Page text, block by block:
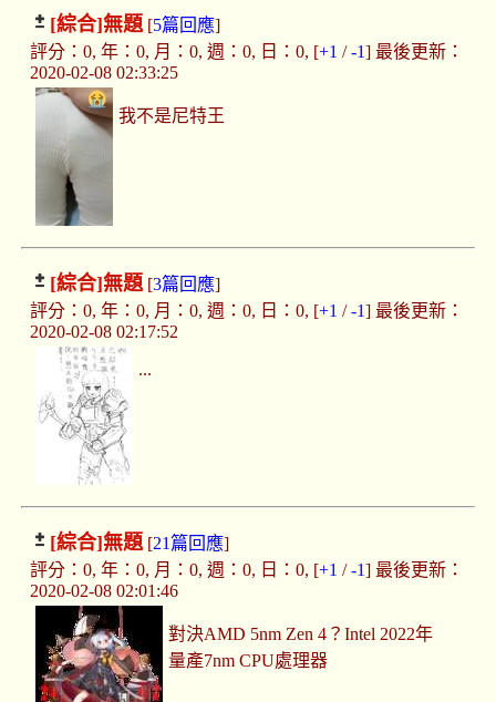
[綜合]無題[5篇回應]
評分：0, 年：0, 月：0, 週：0, 日：0, [+1 /-1] 最後更新：
2020-02-08 02:33:25
我不是尼特王
[綜合]無題[3篇回應]
評分：0, 年：0, 月：0, 週：0, 日：0, [+1 /-1] 最後更新：
2020-02-08 02:17:52
...
[綜合]無題[21篇回應]
評分：0, 年：0, 月：0, 週：0, 日：0, [+1 /-1] 最後更新：
2020-02-08 02:01:46
對決AMD 5nm Zen 4？Intel 2022年
量產7nm CPU處理器